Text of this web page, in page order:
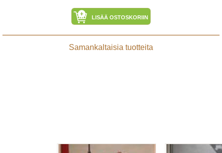
LISÄÄ OSTOSKORIIN
Samankaltaisia tuotteita